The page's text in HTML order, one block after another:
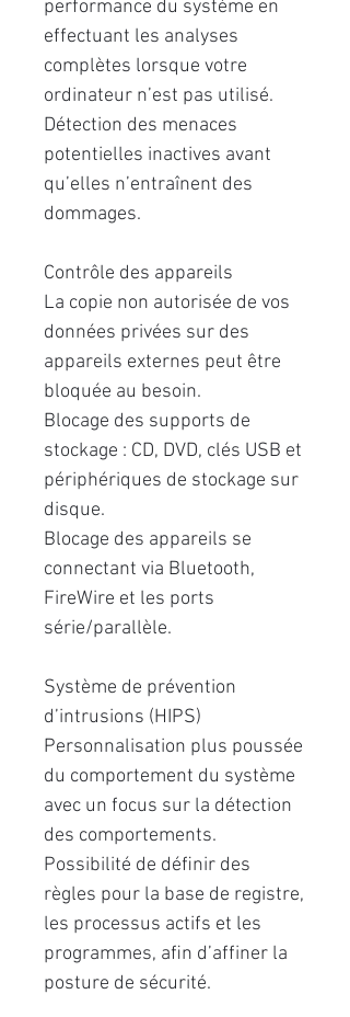
performance du système en
effectuant les analyses
complètes lorsque votre
ordinateur n’est pas utilisé.
Détection des menaces
potentielles inactives avant
qu’elles n’entraînent des
dommages.
Contrôle des appareils
La copie non autorisée de vos
données privées sur des
appareils externes peut être
bloquée au besoin.
Blocage des supports de
stockage : CD, DVD, clés USB et
périphériques de stockage sur
disque.
Blocage des appareils se
connectant via Bluetooth,
FireWire et les ports
série/parallèle.
Système de prévention
d’intrusions (HIPS)
Personnalisation plus poussée
du comportement du système
avec un focus sur la détection
des comportements.
Possibilité de déﬁnir des
règles pour la base de registre,
les processus actifs et les
programmes, aﬁn d’affiner la
posture de sécurité.